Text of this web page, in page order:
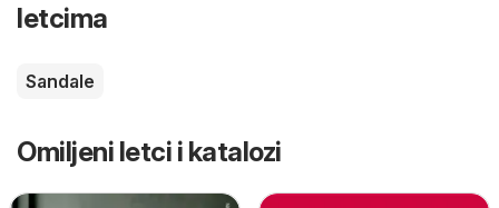
letcima
Sandale
Omiljeni letci i katalozi